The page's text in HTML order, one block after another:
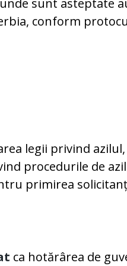
sunt asteptate
conform
legii privind
procedurile de
primirea
ca hotărârea de